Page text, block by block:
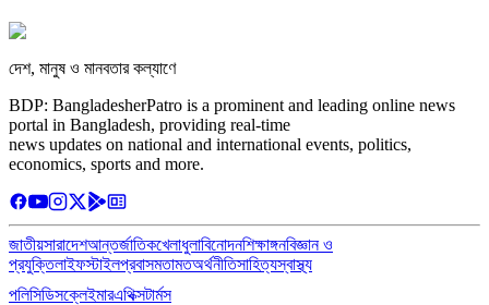
দেশ, মানুষ ও মানবতার কল্যাণে
BDP: BangladesherPatro is a prominent and leading online news
portal in Bangladesh, providing real-time
news updates on national and international events, politics,
economics, sports and more.
জাতীয়সারাদেশআন্তর্জাতিকখেলাধুলাবিনোদনশিক্ষাঙ্গনবিজ্ঞান ও
প্রযুক্তিলাইফস্টাইলপ্রবাসমতামতঅর্থনীতিসাহিত্যস্বাস্থ্য
পলিসিডিসক্লেইমারএথিক্সটার্মস